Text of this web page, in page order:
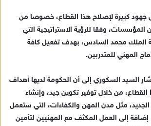
جهود كبيرة لإصلاح هذا القطاع، خصوصا من
المؤسسات، وفقا للرؤية الاستراتيجية التي
الملك محمد السادس، بهدف تفعيل كافة
المهني للمتدربين.
السيد السكوري إلى أن الحكومة لديها أهداف
القطاع، من خلال توفير تكوين جيد، وإنشاء
مثل مدن المهن والكفاءات، التي ستعمل
إضافة إلى العمل المكثف مع المهنيين لتأمين